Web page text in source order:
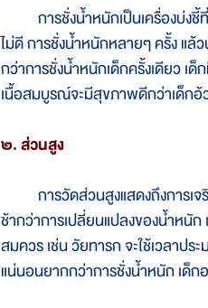
การชั่งน้ำหนักเป็นเครื่องบ่งชี้ที่
ไม่ดี การชั่งน้ำหนักหลายๆ ครั้ง แล้
กว่าการชั่งน้ำหนักเด็กครั้งเดียว
เนื้อสมบูรณ์จะมีสุขภาพดีกว่าเด็กอ้
๒. ส่วนสูง
การวัดส่วนสูงแสดงถึงการเจริ
ช้ากว่าการเปลี่ยนแปลงของน้ำหนั
สมควร เช่น วัยทารก จะใช้เวลาป
แน่นอนยากกว่าการชั่งน้ำหนัก เด็